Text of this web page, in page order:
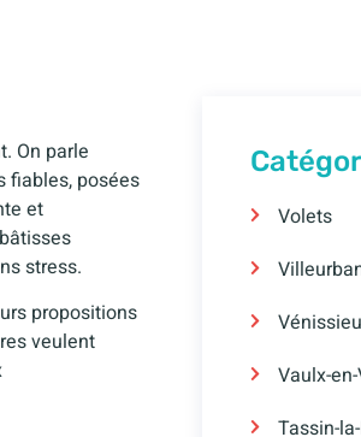
On parle
fiables, posées
et
stress.
propositions
veulent
Volets
Vaulx-
Tassin-